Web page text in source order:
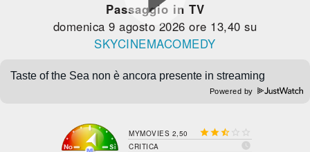
Passaggio in TV
domenica 9 agosto 2026 ore 13,40 su
SKYCINEMACOMEDY
Powered by
MYMOVIES 2,50   
CRITICA 